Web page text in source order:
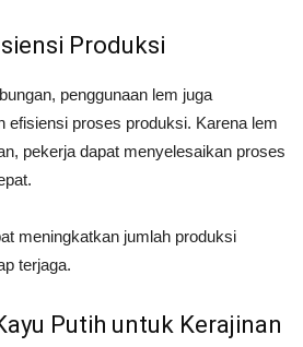
Produksi
penggunaan lem juga
efisiensi proses produksi. Karena lem
pekerja dapat menyelesaikan proses
meningkatkan jumlah produksi
terjaga.
Putih untuk Kerajinan